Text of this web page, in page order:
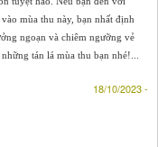
mùa thu này, bạn nhất định
ngoạn và chiêm ngưỡng vẻ
tán lá mùa thu bạn nhé!...
18/10/2023 -